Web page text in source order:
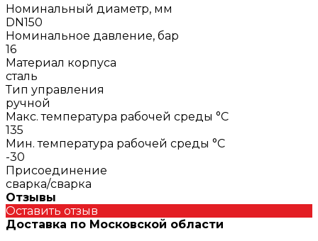
Номинальный диаметр, мм
DN150
Номинальное давление, бар
16
Материал корпуса
сталь
Тип управления
ручной
Макс. температура рабочей среды °С
135
Мин. температура рабочей среды °С
-30
Присоединение
сварка/сварка
Отзывы
Оставить отзыв
Доставка по Московской области